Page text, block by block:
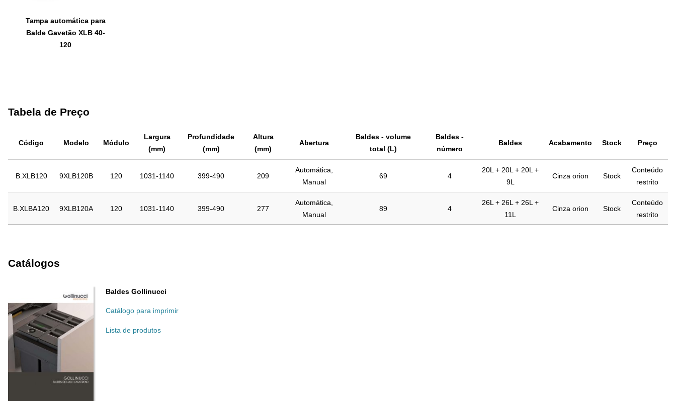
Tampa automática para
Balde Gavetão XLB 40-
120
Tabela de Preço
Código Modelo Módulo
Largura
(mm)
Profundidade
(mm)
Altura
(mm)
Abertura
Baldes - volume
total (L)
Baldes -
número
Baldes Acabamento Stock Preço
B.XLB120 9XLB120B 120 1031-1140 399-490 209
Automática,
Manual
69 4
20L + 20L + 20L +
9L
Cinza orion Stock
Conteúdo
restrito
B.XLBA120 9XLB120A 120 1031-1140 399-490 277
Automática,
Manual
89 4
26L + 26L + 26L +
11L
Cinza orion Stock
Conteúdo
restrito
Catálogos
Baldes Gollinucci
Catálogo para imprimir
Lista de produtos